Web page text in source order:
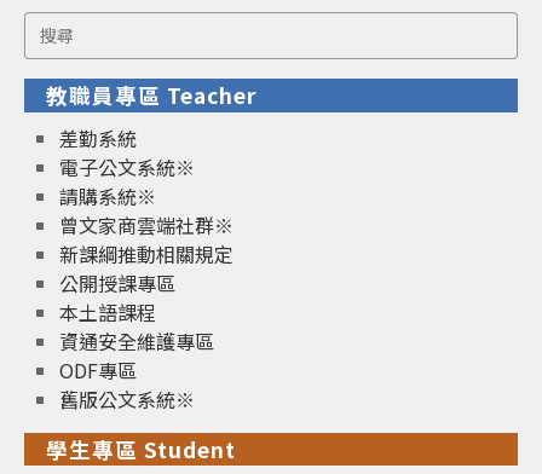
Search
for:
教職員專區 Teacher
差勤系統
電子公文系統※
請購系統※
曾文家商雲端社群※
新課綱推動相關規定
公開授課專區
本土語課程
資通安全維護專區
ODF專區
舊版公文系統※
學生專區 Student